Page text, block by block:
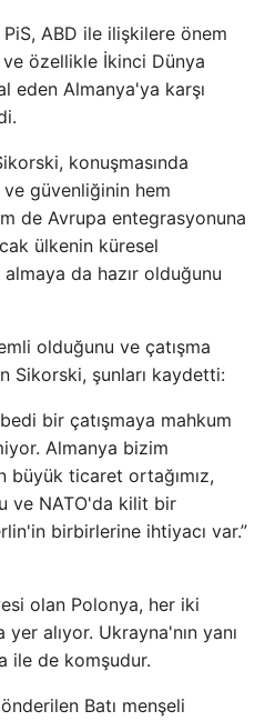
ABD ile ilişkilere önem
özellikle İkinci Dünya
eden Almanya'ya karşı
konuşmasında
ve güvenliğinin hem
de Avrupa entegrasyonuna
ülkenin küresel
da hazır olduğunu
olduğunu ve çatışma
Sikorski, şunları kaydetti:
bir çatışmaya mahkum
Almanya bizim
ticaret ortağımız,
ve NATO'da kilit bir
birbirlerine ihtiyacı var.”
olan Polonya, her iki
alıyor. Ukrayna'nın yanı
ile de komşudur.
Batı menşeli